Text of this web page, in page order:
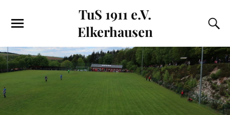
TuS 1911 e.V.
Elkerhausen